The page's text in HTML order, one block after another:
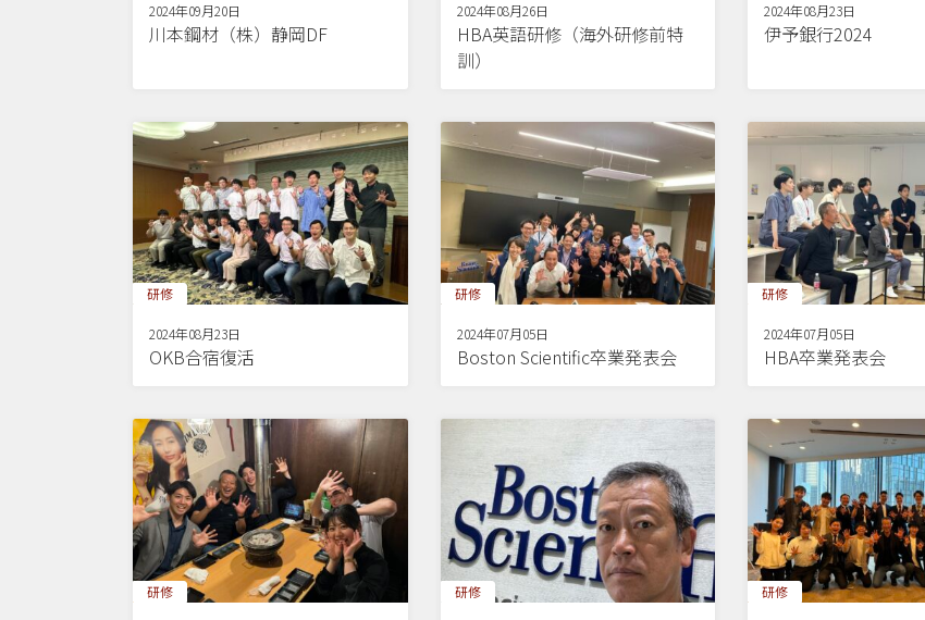
2024年09月20日
川本鋼材（株）静岡DF
2024年08月26日
HBA英語研修（海外研修前特
訓）
2024年08月23日
伊予銀行2024
研修
2024年08月23日
OKB合宿復活
研修
2024年07月05日
Boston Scientific卒業発表会
研修
2024年07月05日
HBA卒業発表会
研修 研修 研修